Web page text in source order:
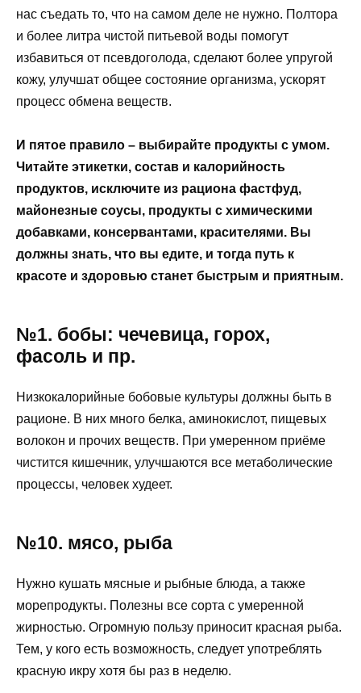
нас съедать то, что на самом деле не нужно. Полтора
и более литра чистой питьевой воды помогут
избавиться от псевдоголода, сделают более упругой
кожу, улучшат общее состояние организма, ускорят
процесс обмена веществ.
И пятое правило – выбирайте продукты с умом.
Читайте этикетки, состав и калорийность
продуктов, исключите из рациона фастфуд,
майонезные соусы, продукты с химическими
добавками, консервантами, красителями. Вы
должны знать, что вы едите, и тогда путь к
красоте и здоровью станет быстрым и приятным.
№1. бобы: чечевица, горох,
фасоль и пр.
Низкокалорийные бобовые культуры должны быть в
рационе. В них много белка, аминокислот, пищевых
волокон и прочих веществ. При умеренном приёме
чистится кишечник, улучшаются все метаболические
процессы, человек худеет.
№10. мясо, рыба
Нужно кушать мясные и рыбные блюда, а также
морепродукты. Полезны все сорта с умеренной
жирностью. Огромную пользу приносит красная рыба.
Тем, у кого есть возможность, следует употреблять
красную икру хотя бы раз в неделю.